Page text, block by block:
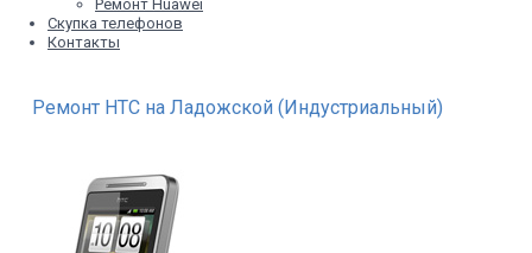
Ремонт Huawei
Скупка телефонов
Контакты
Ремонт HTC на Ладожской (Индустриальный)